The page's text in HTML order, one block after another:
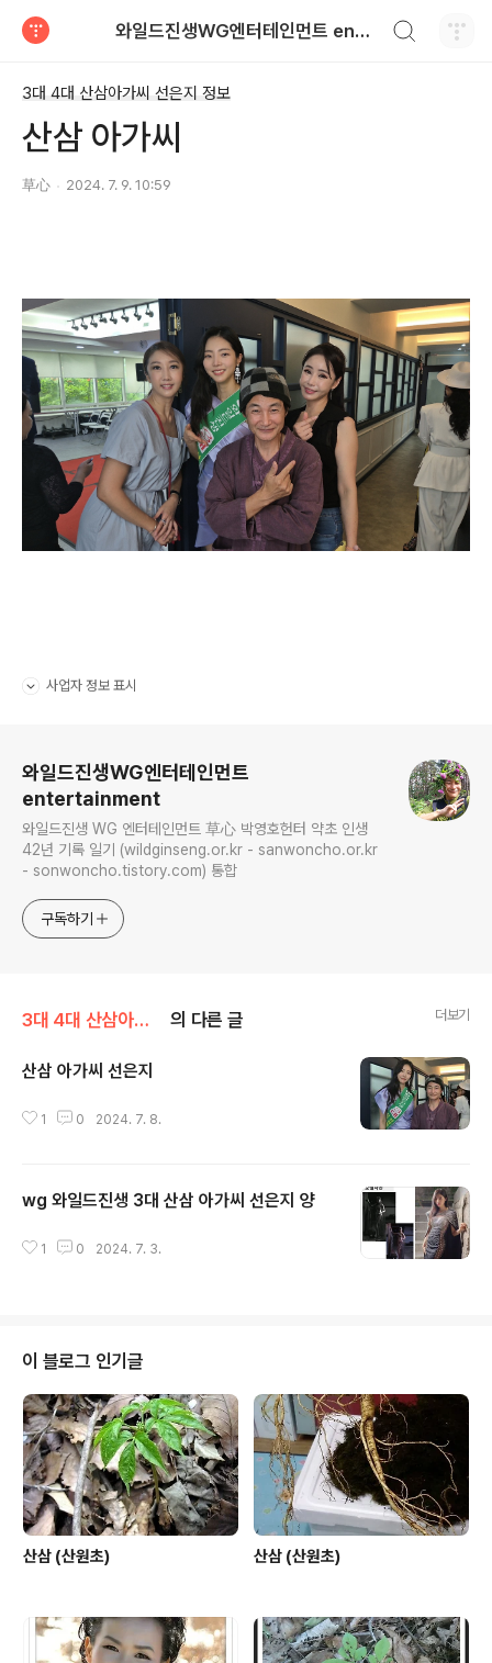
와일드진생WG엔터테인먼트 entertainment
3대 4대 산삼아가씨 선은지 정보
산삼 아가씨
草心 2024. 7. 9. 10:59
사업자 정보 표시
와일드진생WG엔터테인먼트
entertainment
와일드진생 WG 엔터테인먼트 草心 박영호헌터 약초 인생
42년 기록 일기 (wildginseng.or.kr - sanwoncho.or.kr
- sonwoncho.tistory.com) 통합
구독하기
3대 4대 산삼아가씨 선은지 정보 의 다른 글 더보기
산삼 아가씨 선은지
1 0 2024. 7. 8.
wg 와일드진생 3대 산삼 아가씨 선은지 양
1 0 2024. 7. 3.
이 블로그 인기글
산삼 (산원초) 산삼 (산원초)